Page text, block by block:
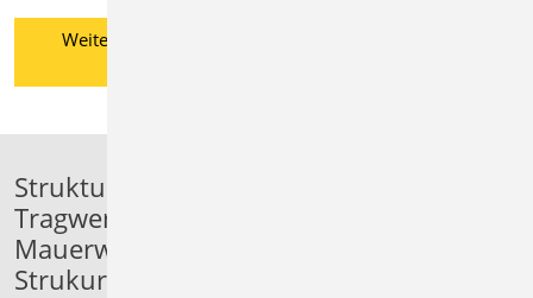
Weitere Informationen zum
StrukturEditor:
Tragwerksplanung mit
Mauerwerk im
Strukurmodell